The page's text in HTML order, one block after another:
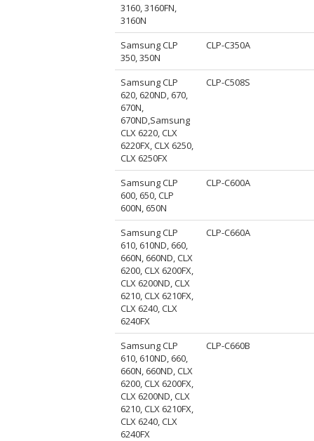
3160, 3160FN,
3160N
Samsung CLP
350, 350N
CLP-C350A
Samsung CLP
620, 620ND, 670,
670N,
670ND,Samsung
CLX 6220, CLX
6220FX, CLX 6250,
CLX 6250FX
CLP-C508S
Samsung CLP
600, 650, CLP
600N, 650N
CLP-C600A
Samsung CLP
610, 610ND, 660,
660N, 660ND, CLX
6200, CLX 6200FX,
CLX 6200ND, CLX
6210, CLX 6210FX,
CLX 6240, CLX
6240FX
CLP-C660A
Samsung CLP
610, 610ND, 660,
660N, 660ND, CLX
6200, CLX 6200FX,
CLX 6200ND, CLX
6210, CLX 6210FX,
CLX 6240, CLX
6240FX
CLP-C660B